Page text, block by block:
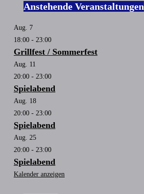
Anstehende Veranstaltungen
Aug. 7
18:00 - 23:00
Grillfest / Sommerfest
Aug. 11
20:00 - 23:00
Spielabend
Aug. 18
20:00 - 23:00
Spielabend
Aug. 25
20:00 - 23:00
Spielabend
Kalender anzeigen